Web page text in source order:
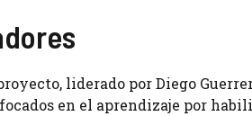
liderado por Diego
en el aprendizaje por